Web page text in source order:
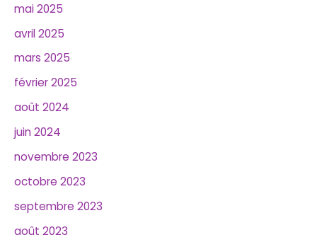
mai 2025
avril 2025
mars 2025
février 2025
août 2024
juin 2024
novembre 2023
octobre 2023
septembre 2023
août 2023